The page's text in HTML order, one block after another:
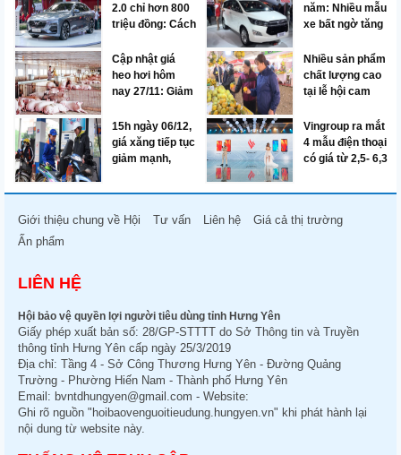
2.0 chỉ hơn 800
triệu đồng: Cách
ông lớn
năm: Nhiều mẫu
xe bất ngờ tăng
Cập nhật giá
heo hơi hôm
nay 27/11: Giảm
chăn nuôi vẫn
có lãi
Nhiều sản phẩm
chất lượng cao
tại lễ hội cam
15h ngày 06/12,
giá xăng tiếp tục
giảm mạnh,
nhất từ đầu năm
Vingroup ra mắt
4 mẫu điện thoại
có giá từ 2,5- 6,3
bán từ 15/12
Giới thiệu chung về Hội Tư vấn Liên hệ
Giá cả thị trường
Ấn phẩm
LIÊN HỆ
Hội bảo vệ quyền lợi người tiêu dùng tỉnh Hưng Yên
Giấy phép xuất bản số: 28/GP-STTTT do Sở Thông tin và Truyền
thông tỉnh Hưng Yên cấp ngày 25/3/2019
Địa chỉ: Tầng 4 - Sở Công Thương Hưng Yên - Đường Quảng
Trường - Phường Hiến Nam - Thành phố Hưng Yên
Email: bvntdhungyen@gmail.com - Website:
Ghi rõ nguồn "hoibaovenguoitieudung.hungyen.vn" khi phát hành lại
nội dung từ website này.